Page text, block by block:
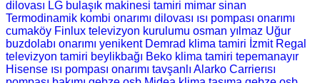
dilovası LG bulaşık makinesi tamiri mimar sinan
Termodinamik kombi onarımı dilovası ısı pompası onarımı
cumaköy Finlux televizyon kurulumu osman yılmaz Uğur
buzdolabı onarımı yenikent Demrad klima tamiri İzmit Regal
televizyon tamiri beylikbağı Beko klima tamiri tepemanayır
Hisense ısı pompası onarımı tavşanlı Alarko Carrierısı